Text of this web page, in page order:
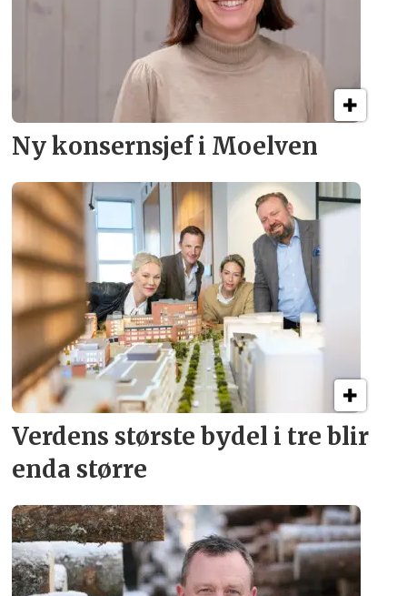
Ny konsern­sjef i Moelven
Verdens største bydel i tre blir
enda større